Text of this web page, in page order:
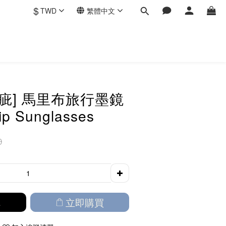
$TWD 繁體中文
] 馬里布旅行墨鏡
Sunglasses
立即購買